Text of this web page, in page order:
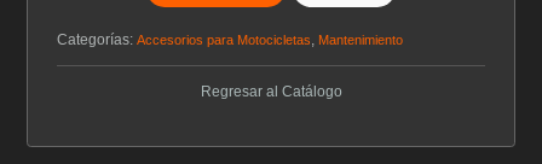
Categorías:Accesorios para Motocicletas, Mantenimiento
Regresar al Catálogo